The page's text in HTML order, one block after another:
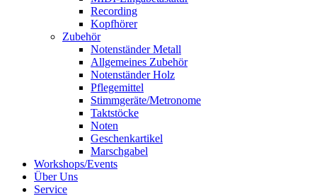
Recording
Kopfhörer
Zubehör
Notenständer Metall
Allgemeines Zubehör
Notenständer Holz
Pflegemittel
Stimmgeräte/Metronome
Taktstöcke
Noten
Geschenkartikel
Marschgabel
Workshops/Events
Über Uns
Service